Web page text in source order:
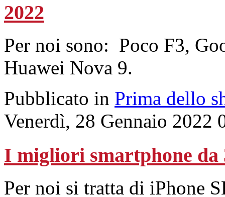
2022
Per noi sono: Poco F3,
Huawei Nova 9.
Pubblicato in Prima dello
Venerdì, 28 Gennaio 2022
I migliori smartphone da
Per noi si tratta di iPhone